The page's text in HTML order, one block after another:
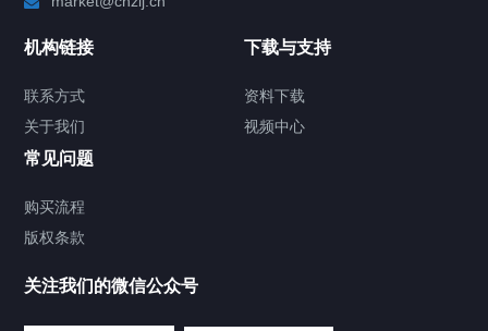
TCU温度控制单元
Chiller气体控温系统
机构链接
联系方式
关于我们
下载与支持
资料下载
视频中心
常见问题
购买流程
版权条款
关注我们的微信公众号